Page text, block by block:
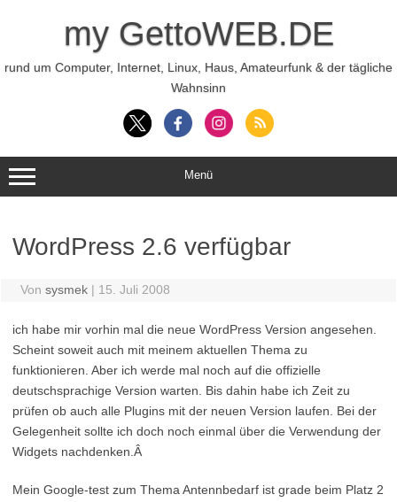
my GettoWEB.DE
rund um Computer, Internet, Linux, Haus, Amateurfunk & der tägliche
Wahnsinn
Menü
WordPress 2.6 verfügbar
Von sysmek | 15. Juli 2008
ich habe mir vorhin mal die neue WordPress Version angesehen.
Scheint soweit auch mit meinem aktuellen Thema zu
funktionieren. Aber ich werde mal noch auf die offizielle
deutschsprachige Version warten. Bis dahin habe ich Zeit zu
prüfen ob auch alle Plugins mit der neuen Version laufen. Bei der
Gelegenheit sollte ich doch noch einmal über die Verwendung der
Widgets nachdenken.Â
Mein Google-test zum Thema Antennbedarf ist grade beim Platz 2